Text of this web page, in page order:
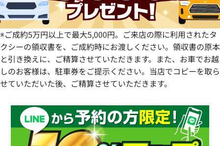
※ご成約5万円以上で最大5,000円。ご来店の際に利用されたタ
クシーの領収書を、ご成約時にお渡しください。領収書の原本
と引き換えに、ご精算させていただきます。また、お車でお越
しのお客様は、駐車券をご提示ください。当店でコピーを取ら
せていただいた後、ご精算させていただきます。